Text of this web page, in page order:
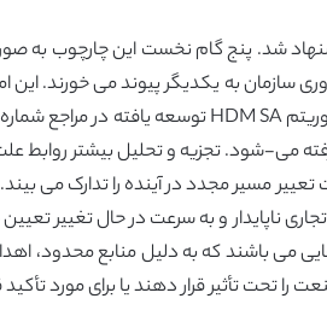
پیشنهاد شد. پنج گام نخست این چارچوب
سازمان به یکدیگر پیوند می خورند. این
گرفته می-شود. تجزیه و تحلیل بیشتر
مسیر مجدد در آینده را تدارک می
ناپایدار و به سرعت در حال تغییر
هایی می باشند که به دلیل منابع
تأثیر قرار دهند یا برای مورد تأکید